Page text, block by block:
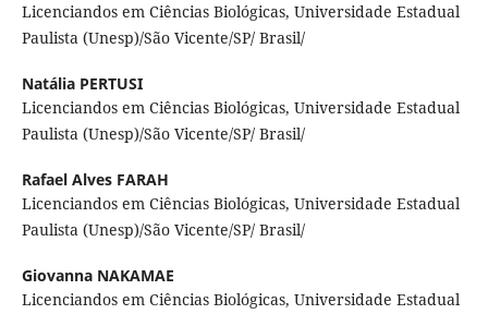
Licenciandos em Ciências Biológicas, Universidade Estadual
Paulista (Unesp)/São Vicente/SP/ Brasil/
Natália PERTUSI
Licenciandos em Ciências Biológicas, Universidade Estadual
Paulista (Unesp)/São Vicente/SP/ Brasil/
Rafael Alves FARAH
Licenciandos em Ciências Biológicas, Universidade Estadual
Paulista (Unesp)/São Vicente/SP/ Brasil/
Giovanna NAKAMAE
Licenciandos em Ciências Biológicas, Universidade Estadual